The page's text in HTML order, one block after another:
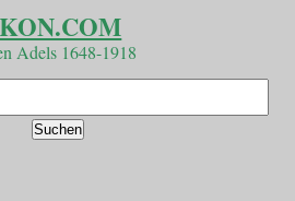
Adels 1648-1918